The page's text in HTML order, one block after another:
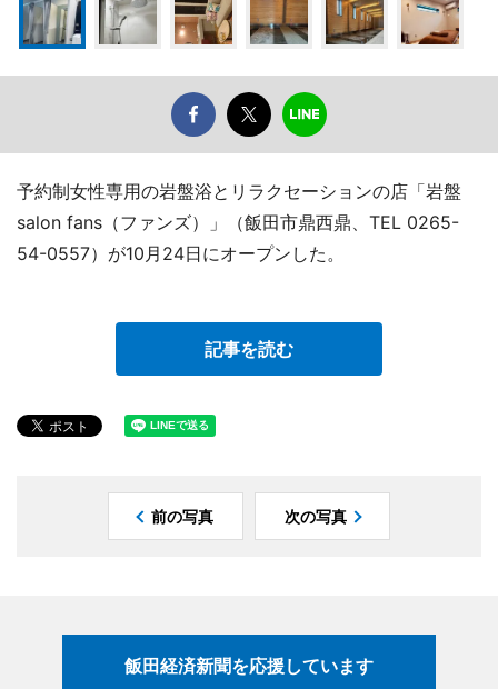
予約制女性専用の岩盤浴とリラクセーションの店「岩盤
salon fans（ファンズ）」（飯田市鼎西鼎、TEL 0265-
54-0557）が10月24日にオープンした。
記事を読む
前の写真 次の写真
飯田経済新聞を応援しています